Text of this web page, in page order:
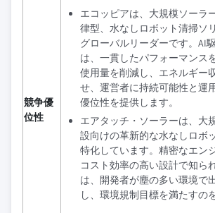
競争優
位性
エコッピアは、大規模ソーラ
律型、水なしロボット清掃ソ
グローバルリーダーです。AI
は、一貫したパフォーマンス
使用量を削減し、エネルギー
せ、運営者に持続可能性と運
優位性を提供します。
エアタッチ・ソーラーは、大
設向けの革新的な水なしロボ
特化しています。精密なエン
コスト効率の高い設計で知ら
は、開発者が塵の多い環境で
し、環境規制目標を満たすの